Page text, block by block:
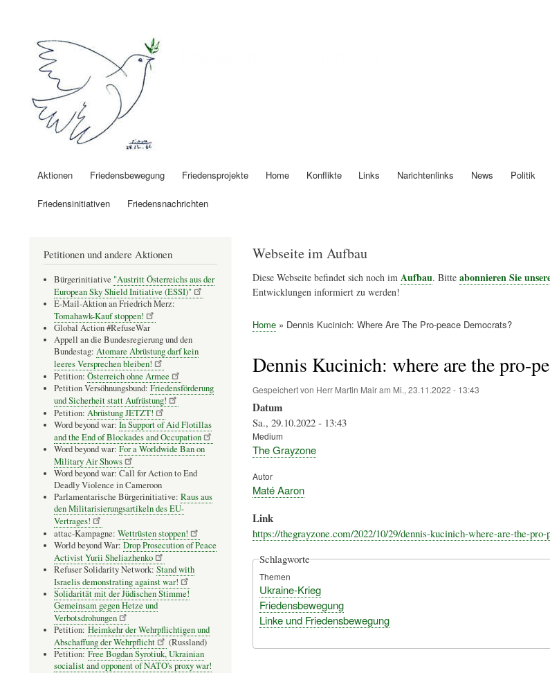
Hauptnavigation
Aktionen Friedensbewegung Friedensprojekte Home Konflikte Links Narichtenlinks News Politik
Friedensinitiativen Friedensnachrichten
Webseite im Aufbau
Diese Webseite befindet sich noch im Aufbau. Bitte abonnieren Sie
Entwicklungen informiert zu werden!
Home Dennis Kucinich: Where Are The Pro-peace Democrats?
Dennis Kucinich: where are the pro-
Gespeichert von Herr Martin Mairam Mi., 23.11.2022 - 13:43
Datum
Sa., 29.10.2022 - 13:43
Medium
The Grayzone
Autor
Maté Aaron
Link
https://thegrayzone.com/2022/10/29/dennis-kucinich-where-are-the-
Schlagworte
Themen
Ukraine-Krieg
Friedensbewegung
Linke und Friedensbewegung
Petitionen und andere Aktionen
Bürgerinitiative "Austritt Österreichs aus der
European Sky Shield Initiative (ESSI)"
E-Mail-Aktion an Friedrich Merz:
Tomahawk-Kauf stoppen!
Global Action #RefuseWar
Appell an die Bundesregierung und den
Bundestag: Atomare Abrüstung darf kein
leeres Versprechen bleiben!
Petition: Österreich ohne Armee
Petition Versöhnungsbund: Friedensförderung
und Sicherheit statt Aufrüstung!
Petition: Abrüstung JETZT!
Word beyond war: In Support of Aid Flotillas
and the End of Blockades and Occupation
Word beyond war: For a Worldwide Ban on
Military Air Shows
Word beyond war: Call for Action to End
Deadly Violence in Cameroon
Parlamentarische Bürgerinitiative: Raus aus
den Militarisierungsartikeln des EU-
Vertrages!
attac-Kampagne: Wettrüsten stoppen!
World beyond War: Drop Prosecution of Peace
Activist Yurii Sheliazhenko
Refuser Solidarity Network: Stand with
Israelis demonstrating against war!
Solidarität mit der Jüdischen Stimme!
Gemeinsam gegen Hetze und
Verbotsdrohungen
Petition: Heimkehr der Wehrpflichtigen und
Abschaffung der Wehrpflicht
(Russland)
Petition: Free Bogdan Syrotiuk, Ukrainian
socialist and opponent of NATO's proxy war!